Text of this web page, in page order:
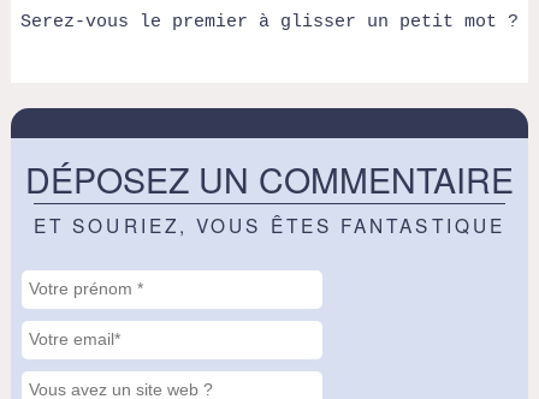
Serez-vous le premier à glisser un petit mot ?
DÉPOSEZ UN COMMENTAIRE
ET SOURIEZ, VOUS ÊTES FANTASTIQUE